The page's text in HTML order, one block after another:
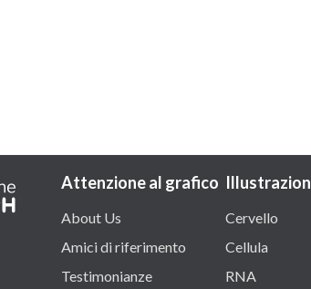
Attenzione al grafico
About Us
Amici di riferimento
Testimonianze
Cervello
Cellula
RNA